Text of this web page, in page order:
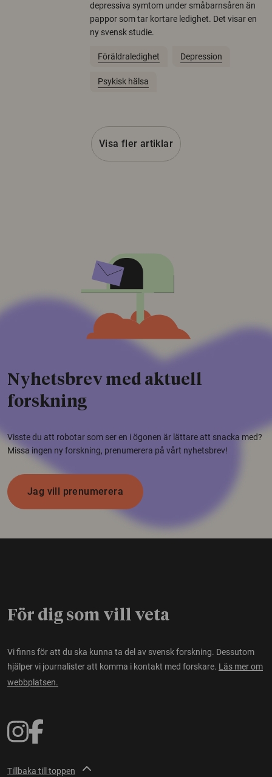
depressiva symtom under småbarnsåren än
pappor som tar kortare ledighet. Det visar en
ny svensk studie.
Föräldraledighet Depression
Psykisk hälsa
Visa fler artiklar
Nyhetsbrev med aktuell
forskning
Visste du att robotar som ser en i ögonen är lättare att snacka med?
Missa ingen ny forskning, prenumerera på vårt nyhetsbrev!
Jag vill prenumerera
För dig som vill veta
Vi finns för att du ska kunna ta del av svensk forskning. Dessutom
hjälper vi journalister att komma i kontakt med forskare. Läs mer om
webbplatsen.
Tillbaka till toppen